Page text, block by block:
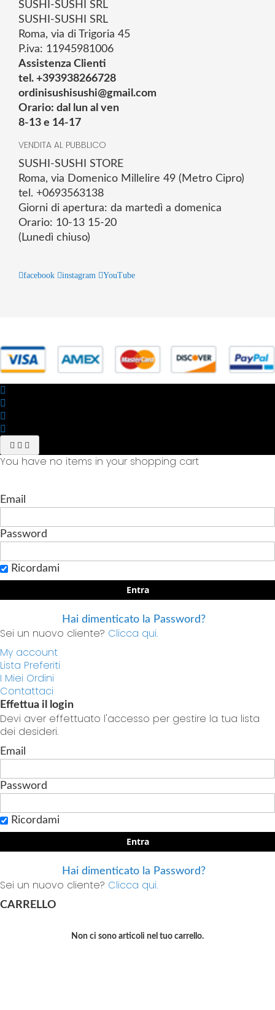
SUSHI-SUSHI SRL
SUSHI-SUSHI SRL
Roma, via di Trigoria 45
P.iva: 11945981006
Assistenza Clienti
tel. +393938266728
ordinisushisushi@gmail.com
Orario: dal lun al ven
8-13 e 14-17
VENDITA AL PUBBLICO
SUSHI-SUSHI STORE
Roma, via Domenico Millelire 49 (Metro Cipro)
tel. +0693563138
Giorni di apertura: da martedì a domenica
Orario: 10-13 15-20
(Lunedì chiuso)
facebook instagram YouTube
You have no items in your shopping cart
Email
Password
Ricordami
Entra
Hai dimenticato la Password?
Sei un nuovo cliente? Clicca qui.
My account
Lista Preferiti
I Miei Ordini
Contattaci
Effettua il login
Devi aver effettuato l'accesso per gestire la tua lista
dei desideri.
Email
Password
Ricordami
Entra
Hai dimenticato la Password?
Sei un nuovo cliente? Clicca qui.
CARRELLO
Non ci sono articoli nel tuo carrello.